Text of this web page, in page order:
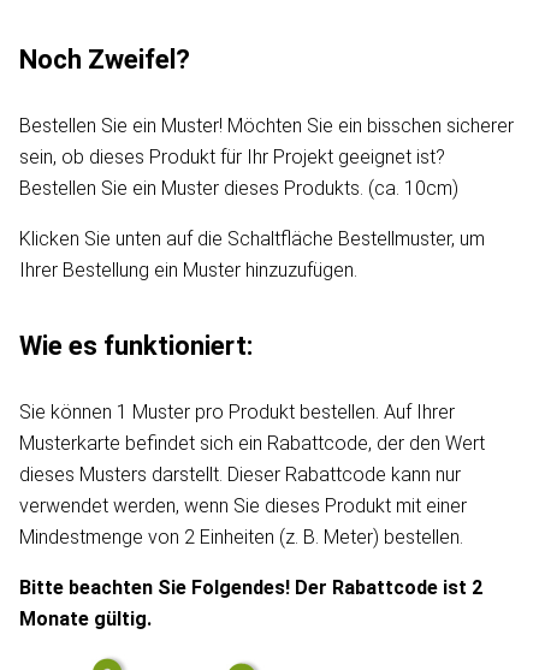
Noch Zweifel?
Bestellen Sie ein Muster! Möchten Sie ein bisschen sicherer
sein, ob dieses Produkt für Ihr Projekt geeignet ist?
Bestellen Sie ein Muster dieses Produkts. (ca. 10cm)
Klicken Sie unten auf die Schaltfläche Bestellmuster, um
Ihrer Bestellung ein Muster hinzuzufügen.
Wie es funktioniert:
Sie können 1 Muster pro Produkt bestellen. Auf Ihrer
Musterkarte befindet sich ein Rabattcode, der den Wert
dieses Musters darstellt. Dieser Rabattcode kann nur
verwendet werden, wenn Sie dieses Produkt mit einer
Mindestmenge von 2 Einheiten (z. B. Meter) bestellen.
Bitte beachten Sie Folgendes! Der Rabattcode ist 2
Monate gültig.